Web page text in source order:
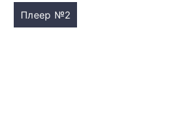
Плеер №2